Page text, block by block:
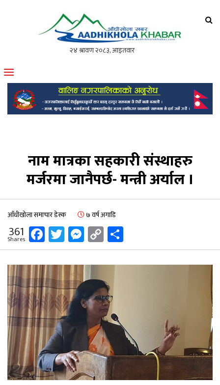
मोफसलकै लोकप्रिय अनलाइन पत्रिका
नाम मात्रका सहकारी संस्थाहरु
मर्जरमा जानैपर्छ- मन्त्री अर्याल ।
आँधीखोला समाचार डेस्क ७ वर्ष अगाडि
361
Shares Facebook
Twitter
Messenger
Copy
Link